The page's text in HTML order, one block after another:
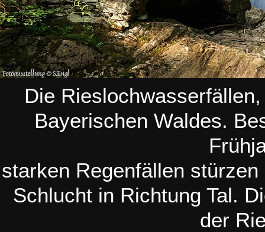
Die
Bayerischen Waldes.
starken Regenfällen
Schlucht in Richtung Tal.
der